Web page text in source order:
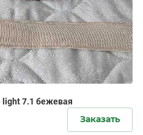
light 7.1 бежевая
Заказать